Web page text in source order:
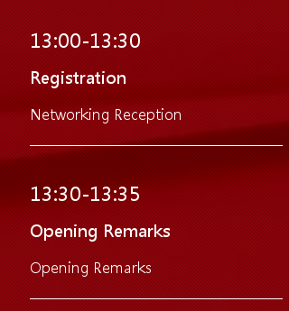
13:00-13:30
Registration
Networking Reception
13:30-13:35
Opening Remarks
Opening Remarks